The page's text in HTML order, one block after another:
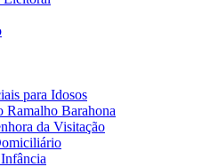
para Idosos
Ramalho Barahona
da Visitação